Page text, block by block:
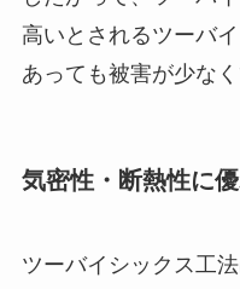
高いとされるツーバ
あっても被害が少な
気密性・断熱性に
ツーバイシックス工